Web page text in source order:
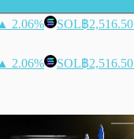
▲ 2.06% SOL฿2,516.50
▲ 2.06% SOL฿2,516.50